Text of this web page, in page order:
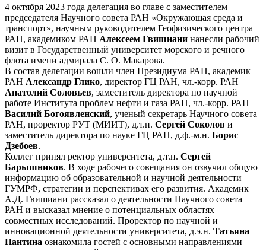
4 октября 2023 года делегация во главе с заместителем
председателя Научного совета РАН «Окружающая среда и
транспорт», научным руководителем Геофизического центра
РАН, академиком РАН Алексеем Гвишиани нанесли рабочий
визит в Государственный университет морского и речного
флота имени адмирала С. О. Макарова.
В состав делегации вошли член Президиума РАН, академик
РАН Александр Глико, директор ГЦ РАН, чл.-корр. РАН
Анатолий Соловьев, заместитель директора по научной
работе Института проблем нефти и газа РАН, чл.-корр. РАН
Василий Богоявленский, ученый секретарь Научного совета
РАН, проректор РУТ (МИИТ), д.т.н. Сергей Соколов и
заместитель директора по науке ГЦ РАН, д.ф.-м.н. Борис
Дзебоев.
Коллег принял ректор университета, д.т.н. Сергей
Барышников. В ходе рабочего совещания он озвучил общую
информацию об образовательной и научной деятельности
ГУМРФ, стратегии и перспективах его развития. Академик
А.Д. Гвишиани рассказал о деятельности Научного совета
РАН и высказал мнение о потенциальных областях
совместных исследований. Проректор по научной и
инновационной деятельности университета, д.э.н. Татьяна
Пантина ознакомила гостей с основными направлениями